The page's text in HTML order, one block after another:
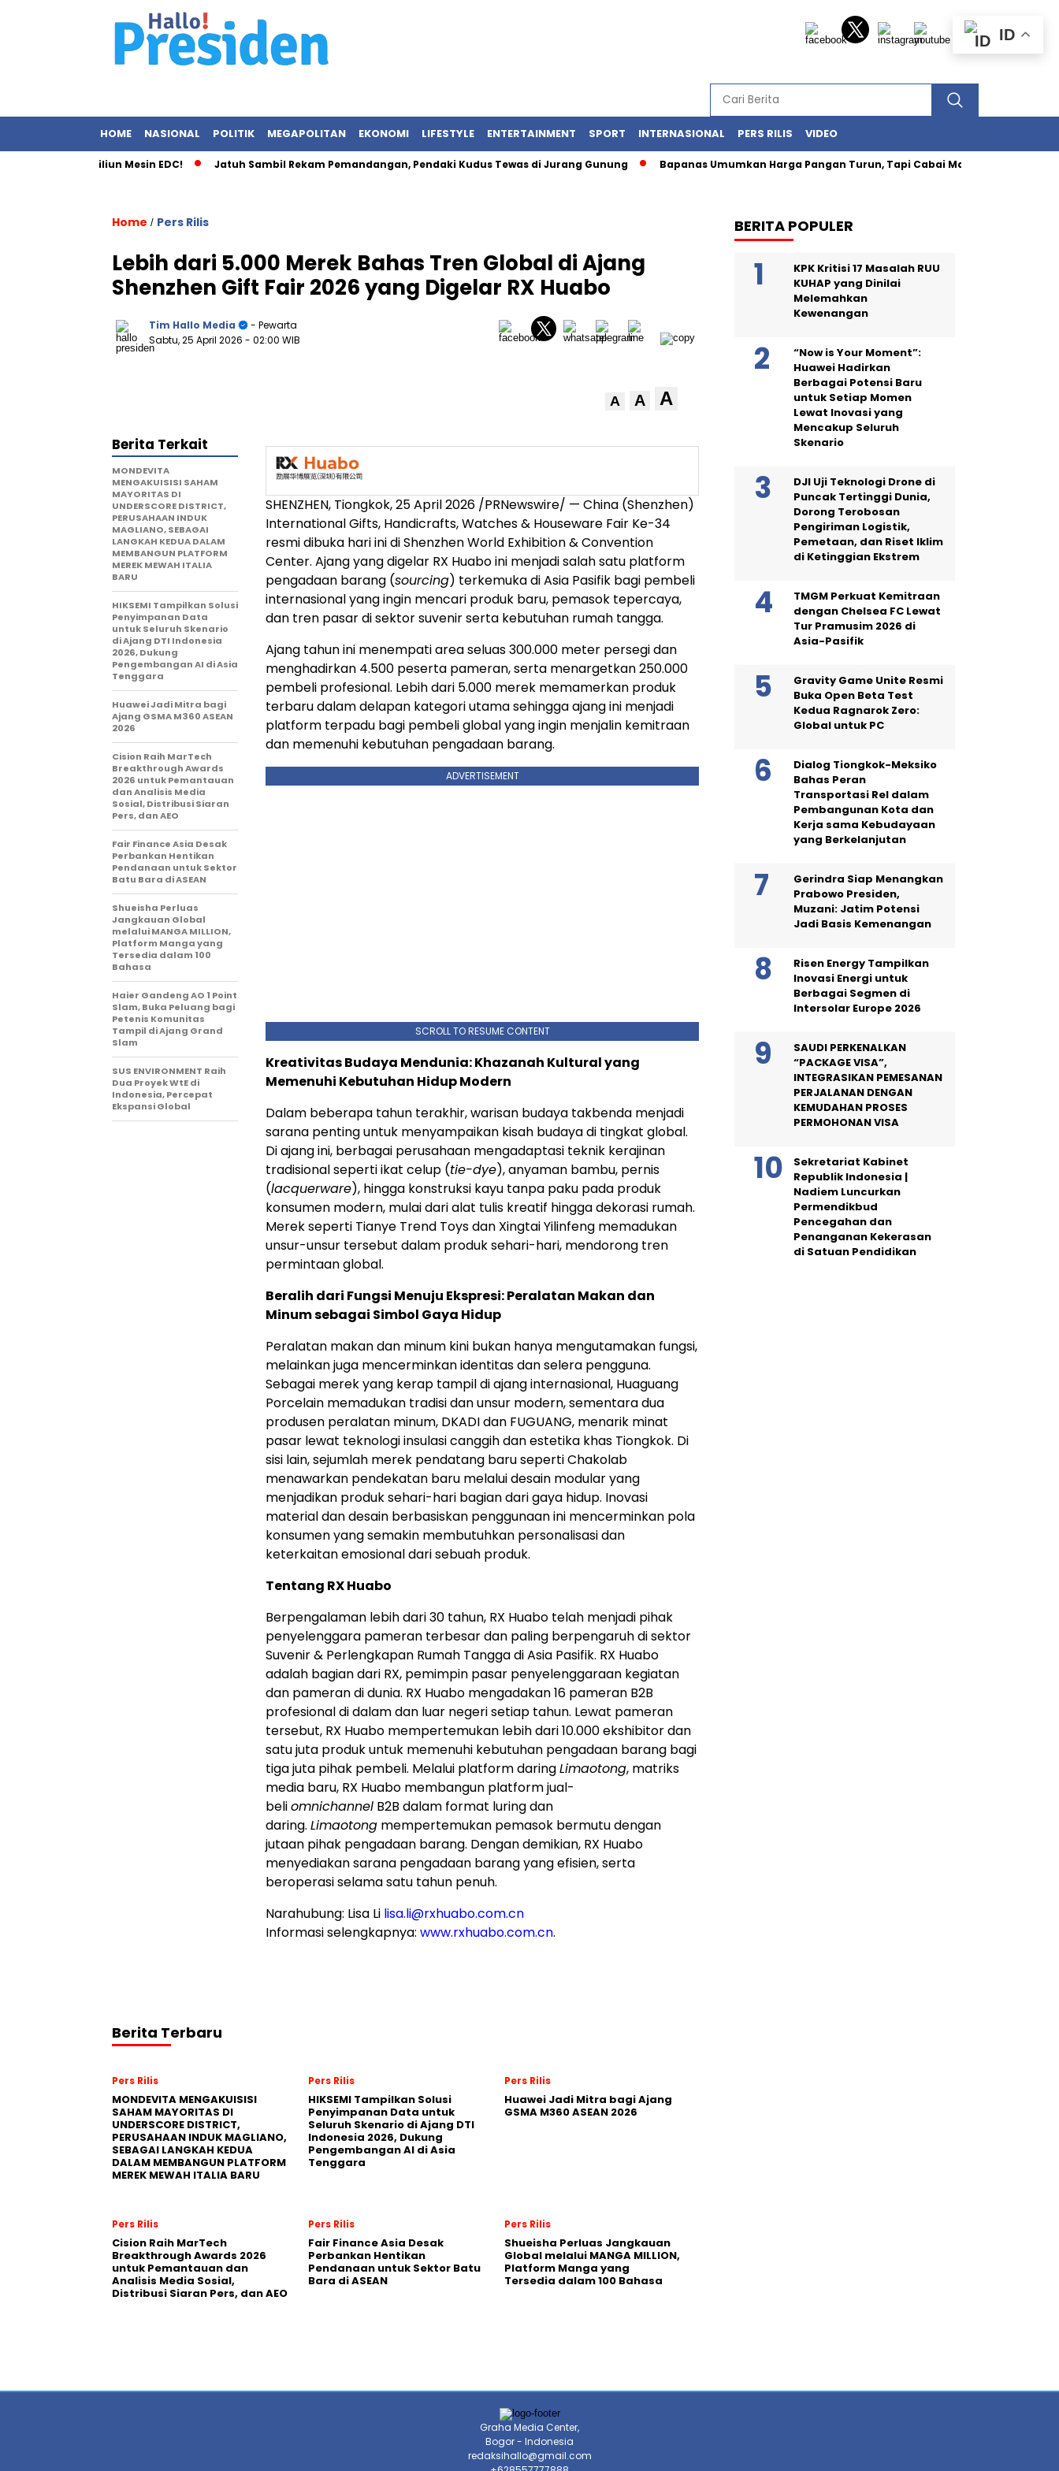
HOME NASIONAL POLITIK MEGAPOLITAN EKONOMI LIFESTYLE ENTERTAINMENT SPORT INTERNASIONAL PERS RILIS VIDEO
Rp2,1 Triliun Mesin EDC! Jatuh Sambil Rekam Pemandangan, Pendaki Kudus Tewas di Jurang Gunung Bapanas Umumkan Harga Pangan Turun, Tapi Cabai Masih Buat Kantong
Home / Pers Rilis
Lebih dari 5.000 Merek Bahas Tren Global di Ajang
Shenzhen Gift Fair 2026 yang Digelar RX Huabo
Tim Hallo Media
- Pewarta
Sabtu, 25 April 2026 - 02:00 WIB
A A A
SHENZHEN, Tiongkok, 25 April 2026 /PRNewswire/ — China (Shenzhen)
International Gifts, Handicrafts, Watches & Houseware Fair Ke-34
resmi dibuka hari ini di Shenzhen World Exhibition & Convention
Center. Ajang yang digelar RX Huabo ini menjadi salah satu platform
pengadaan barang (sourcing) terkemuka di Asia Pasifik bagi pembeli
internasional yang ingin mencari produk baru, pemasok tepercaya,
dan tren pasar di sektor suvenir serta kebutuhan rumah tangga.
Ajang tahun ini menempati area seluas 300.000 meter persegi dan
menghadirkan 4.500 peserta pameran, serta menargetkan 250.000
pembeli profesional. Lebih dari 5.000 merek memamerkan produk
terbaru dalam delapan kategori utama sehingga ajang ini menjadi
platform terpadu bagi pembeli global yang ingin menjalin kemitraan
dan memenuhi kebutuhan pengadaan barang.
ADVERTISEMENT
SCROLL TO RESUME CONTENT
Kreativitas Budaya Mendunia: Khazanah Kultural yang
Memenuhi Kebutuhan Hidup Modern
Dalam beberapa tahun terakhir, warisan budaya takbenda menjadi
sarana penting untuk menyampaikan kisah budaya di tingkat global.
Di ajang ini, berbagai perusahaan mengadaptasi teknik kerajinan
tradisional seperti ikat celup (tie-dye), anyaman bambu, pernis
(lacquerware), hingga konstruksi kayu tanpa paku pada produk
konsumen modern, mulai dari alat tulis kreatif hingga dekorasi rumah.
Merek seperti Tianye Trend Toys dan Xingtai Yilinfeng memadukan
unsur-unsur tersebut dalam produk sehari-hari, mendorong tren
permintaan global.
Beralih dari Fungsi Menuju Ekspresi: Peralatan Makan dan
Minum sebagai Simbol Gaya Hidup
Peralatan makan dan minum kini bukan hanya mengutamakan fungsi,
melainkan juga mencerminkan identitas dan selera pengguna.
Sebagai merek yang kerap tampil di ajang internasional, Huaguang
Porcelain memadukan tradisi dan unsur modern, sementara dua
produsen peralatan minum, DKADI dan FUGUANG, menarik minat
pasar lewat teknologi insulasi canggih dan estetika khas Tiongkok. Di
sisi lain, sejumlah merek pendatang baru seperti Chakolab
menawarkan pendekatan baru melalui desain modular yang
menjadikan produk sehari-hari bagian dari gaya hidup. Inovasi
material dan desain berbasiskan penggunaan ini mencerminkan pola
konsumen yang semakin membutuhkan personalisasi dan
keterkaitan emosional dari sebuah produk.
Tentang RX Huabo
Berpengalaman lebih dari 30 tahun, RX Huabo telah menjadi pihak
penyelenggara pameran terbesar dan paling berpengaruh di sektor
Suvenir & Perlengkapan Rumah Tangga di Asia Pasifik. RX Huabo
adalah bagian dari RX, pemimpin pasar penyelenggaraan kegiatan
dan pameran di dunia. RX Huabo mengadakan 16 pameran B2B
profesional di dalam dan luar negeri setiap tahun. Lewat pameran
tersebut, RX Huabo mempertemukan lebih dari 10.000 ekshibitor dan
satu juta produk untuk memenuhi kebutuhan pengadaan barang bagi
tiga juta pihak pembeli. Melalui platform daringLimaotong, matriks
media baru, RX Huabo membangun platform jual-
beliomnichannel B2B dalam format luring dan
daring. Limaotong mempertemukan pemasok bermutu dengan
jutaan pihak pengadaan barang. Dengan demikian, RX Huabo
menyediakan sarana pengadaan barang yang efisien, serta
beroperasi selama satu tahun penuh.
Narahubung: Lisa Li lisa.li@rxhuabo.com.cn
Informasi selengkapnya: www.rxhuabo.com.cn.
Berita Terkait
MONDEVITA
MENGAKUISISI SAHAM
MAYORITAS DI
UNDERSCORE DISTRICT,
PERUSAHAAN INDUK
MAGLIANO, SEBAGAI
LANGKAH KEDUA DALAM
MEMBANGUN PLATFORM
MEREK MEWAH ITALIA
BARU
HIKSEMI Tampilkan Solusi
Penyimpanan Data
untuk Seluruh Skenario
di Ajang DTI Indonesia
2026, Dukung
Pengembangan AI di Asia
Tenggara
Huawei Jadi Mitra bagi
Ajang GSMA M360 ASEAN
2026
Cision Raih MarTech
Breakthrough Awards
2026 untuk Pemantauan
dan Analisis Media
Sosial, Distribusi Siaran
Pers, dan AEO
Fair Finance Asia Desak
Perbankan Hentikan
Pendanaan untuk Sektor
Batu Bara di ASEAN
Shueisha Perluas
Jangkauan Global
melalui MANGA MILLION,
Platform Manga yang
Tersedia dalam 100
Bahasa
Haier Gandeng AO 1 Point
Slam, Buka Peluang bagi
Petenis Komunitas
Tampil di Ajang Grand
Slam
SUS ENVIRONMENT Raih
Dua Proyek WtE di
Indonesia, Percepat
Ekspansi Global
Berita Terbaru
Pers Rilis
MONDEVITA MENGAKUISISI
SAHAM MAYORITAS DI
UNDERSCORE DISTRICT,
PERUSAHAAN INDUK MAGLIANO,
SEBAGAI LANGKAH KEDUA
DALAM MEMBANGUN PLATFORM
MEREK MEWAH ITALIA BARU
Pers Rilis
HIKSEMI Tampilkan Solusi
Penyimpanan Data untuk
Seluruh Skenario di Ajang DTI
Indonesia 2026, Dukung
Pengembangan AI di Asia
Tenggara
Pers Rilis
Huawei Jadi Mitra bagi Ajang
GSMA M360 ASEAN 2026
Pers Rilis
Cision Raih MarTech
Breakthrough Awards 2026
untuk Pemantauan dan
Analisis Media Sosial,
Distribusi Siaran Pers, dan AEO
Pers Rilis
Fair Finance Asia Desak
Perbankan Hentikan
Pendanaan untuk Sektor Batu
Bara di ASEAN
Pers Rilis
Shueisha Perluas Jangkauan
Global melalui MANGA MILLION,
Platform Manga yang
Tersedia dalam 100 Bahasa
BERITA POPULER
KPK Kritisi 17 Masalah RUU
KUHAP yang Dinilai
Melemahkan
Kewenangan
“Now is Your Moment”:
Huawei Hadirkan
Berbagai Potensi Baru
untuk Setiap Momen
Lewat Inovasi yang
Mencakup Seluruh
Skenario
DJI Uji Teknologi Drone di
Puncak Tertinggi Dunia,
Dorong Terobosan
Pengiriman Logistik,
Pemetaan, dan Riset Iklim
di Ketinggian Ekstrem
TMGM Perkuat Kemitraan
dengan Chelsea FC Lewat
Tur Pramusim 2026 di
Asia-Pasifik
Gravity Game Unite Resmi
Buka Open Beta Test
Kedua Ragnarok Zero:
Global untuk PC
Dialog Tiongkok-Meksiko
Bahas Peran
Transportasi Rel dalam
Pembangunan Kota dan
Kerja sama Kebudayaan
yang Berkelanjutan
Gerindra Siap Menangkan
Prabowo Presiden,
Muzani: Jatim Potensi
Jadi Basis Kemenangan
Risen Energy Tampilkan
Inovasi Energi untuk
Berbagai Segmen di
Intersolar Europe 2026
SAUDI PERKENALKAN
“PACKAGE VISA”,
INTEGRASIKAN PEMESANAN
PERJALANAN DENGAN
KEMUDAHAN PROSES
PERMOHONAN VISA
Sekretariat Kabinet
Republik Indonesia |
Nadiem Luncurkan
Permendikbud
Pencegahan dan
Penanganan Kekerasan
di Satuan Pendidikan
ID
Graha Media Center,
Bogor - Indonesia
redaksihallo@gmail.com